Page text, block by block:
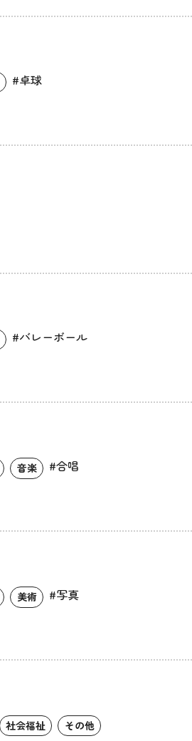
#卓球
#バレーボール
音楽 #合唱
美術 #写真
社会福祉 その他